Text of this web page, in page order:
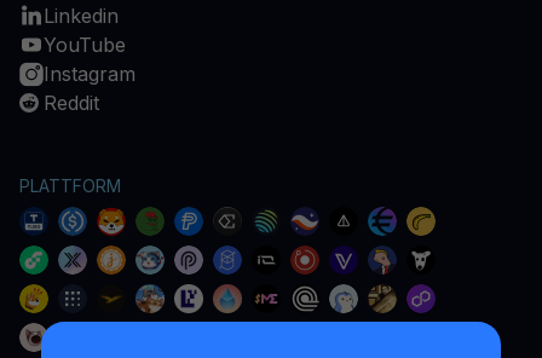
Linkedin
YouTube
Instagram
Reddit
PLATTFORM